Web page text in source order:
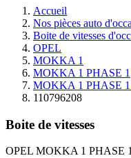
Accueil
Nos pièces auto
Boite de vitesses
OPEL
MOKKA 1
MOKKA 1 PHASE 1
MOKKA 1 PHASE
110796208
Boite de vitesses
OPEL MOKKA 1 PHASE